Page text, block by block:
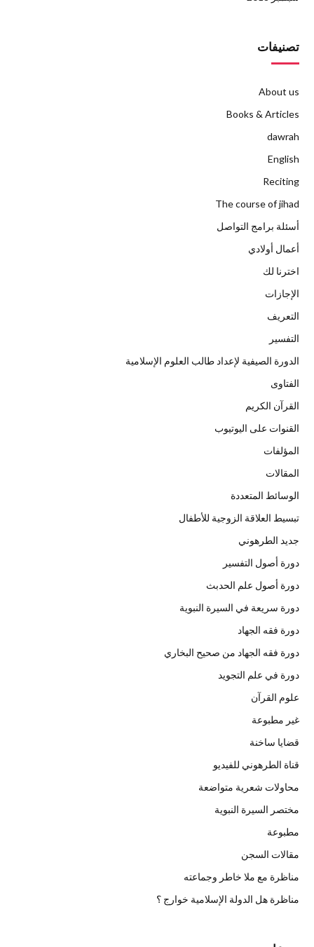
تصنيفات
About us
Books & Articles
dawrah
English
Reciting
The course of jihad
أسئلة برامج التواصل
أعمال أولادي
اخترنا لك
الإجازات
التعريف
التفسير
الدورة الصيفية لإعداد طالب العلوم الإسلامية
الفتاوى
القرآن الكريم
القنوات على اليوتيوب
المؤلفات
المقالات
الوسائط المتعددة
تبسيط العلاقة الزوجية للأطفال
جديد الطرهوني
دورة أصول التفسير
دورة أصول علم الحدبث
دورة سريعة في السيرة النبوية
دورة فقه الجهاد
دورة فقه الجهاد من صحيح البخاري
دورة في علم التجويد
علوم القرآن
غير مطبوعة
قضايا ساخنة
قناة الطرهوني للفيديو
محاولات شعرية متواضعة
مختصر السيرة النبوية
مطبوعة
مقالات السجن
مناظرة مع ملا خاطر وجماعته
مناظرة هل الدولة الإسلامية خوارج ؟